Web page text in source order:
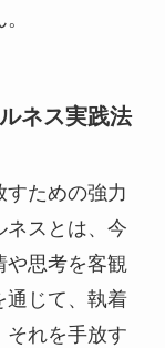
ネス実践法
すための強力
ネスとは、今
や思考を客観
通じて、執着
それを手放す